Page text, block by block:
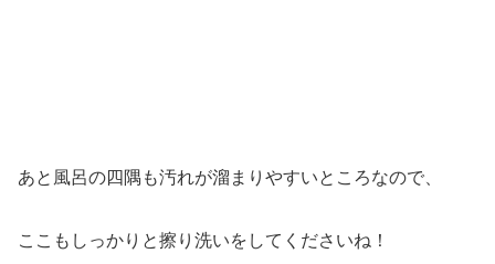
あと風呂の四隅も汚れが溜まりやすいところなので、
ここもしっかりと擦り洗いをしてくださいね！